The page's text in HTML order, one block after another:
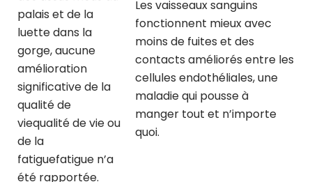
palais et de la
luette dans la
gorge, aucune
amélioration
significative de la
qualité de
viequalité de vie ou
de la
fatiguefatigue n’a
été rapportée.
Les vaisseaux sanguins
fonctionnent mieux avec
moins de fuites et des
contacts améliorés entre les
cellules endothéliales, une
maladie qui pousse à
manger tout et n’importe
quoi.